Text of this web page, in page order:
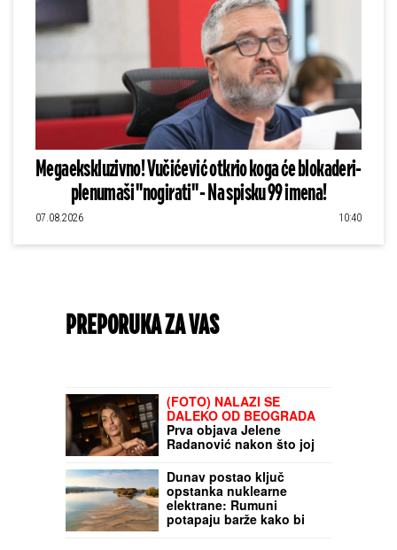
Megaekskluzivno! Vučićević otkrio koga će blokaderi-
plenumaši "nogirati" - Na spisku 99 imena!
07.08.2026 10:40
PREPORUKA ZA VAS
PROMENILA VERU, PA SAMA OBJAVILA
SVOJ INTIMNI SNIMAKPevačica opet
šokira, slika stopala u KESAMA: "Mažem
ovčiju mast"